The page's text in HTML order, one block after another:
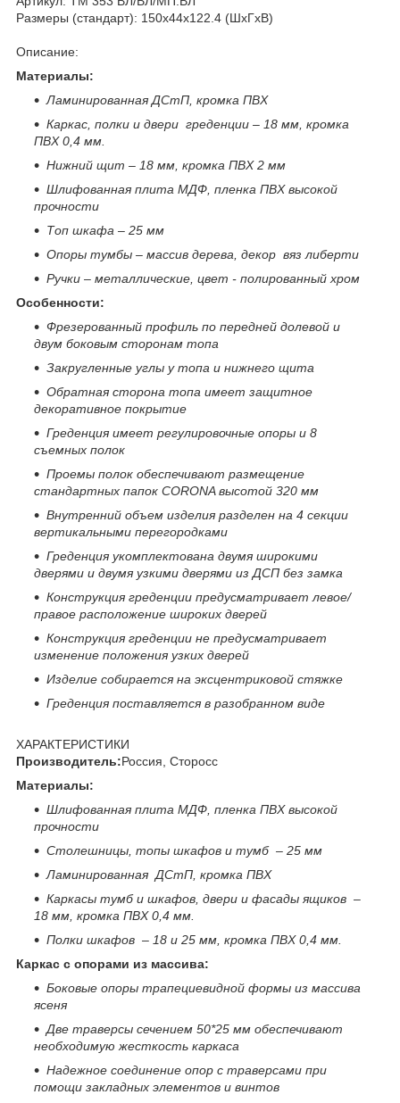
Размеры (стандарт): 150x44x122.4 (ШхГхВ)
Описание:
Материалы:
Ламинированная ДСтП, кромка ПВХ
Каркас, полки и двери греденции – 18 мм, кромка
ПВХ 0,4 мм.
Нижний щит – 18 мм, кромка ПВХ 2 мм
Шлифованная плита МДФ, пленка ПВХ высокой
прочности
Топ шкафа – 25 мм
Опоры тумбы – массив дерева, декор вяз либерти
Ручки – металлические, цвет - полированный хром
Особенности:
Фрезерованный профиль по передней долевой и
двум боковым сторонам топа
Закругленные углы у топа и нижнего щита
Обратная сторона топа имеет защитное
декоративное покрытие
Греденция имеет регулировочные опоры и 8
съемных полок
Проемы полок обеспечивают размещение
стандартных папок CORONAвысотой 320 мм
Внутренний объем изделия разделен на 4 секции
вертикальными перегородками
Греденция укомплектована двумя широкими
дверями и двумя узкими дверями из ДСП без замка
Конструкция греденции предусматривает левое/
правое расположение широких дверей
Конструкция греденции не предусматривает
изменение положения узких дверей
Изделие собирается на эксцентриковой стяжке
Греденция поставляется в разобранном виде
ХАРАКТЕРИСТИКИ
Производитель:Россия, Сторосс
Материалы:
Шлифованная плита МДФ, пленка ПВХ высокой
прочности
Столешницы, топы шкафов и тумб – 25 мм
Ламинированная ДСтП, кромка ПВХ
Каркасы тумб и шкафов, двери и фасады ящиков –
18 мм, кромка ПВХ 0,4 мм.
Полки шкафов – 18 и 25 мм, кромка ПВХ 0,4 мм.
Каркас с опорами из массива:
Боковые опоры трапециевидной формы из массива
ясеня
Две траверсы сечением 50*25 мм обеспечивают
необходимую жесткость каркаса
Надежное соединение опор с траверсами при
помощи закладных элементов и винтов